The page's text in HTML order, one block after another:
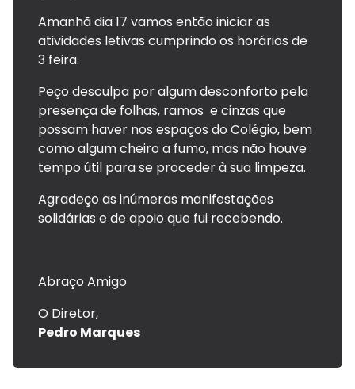
Amanhã dia 17 vamos então iniciar as
atividades letivas cumprindo os horários de
3 feira.
Peço desculpa por algum desconforto pela
presença de folhas, ramos e cinzas que
possam haver nos espaços do Colégio, bem
como algum cheiro a fumo, mas não houve
tempo útil para se proceder à sua limpeza.
Agradeço as inúmeras manifestações
solidárias e de apoio que fui recebendo.
Abraço Amigo
O Diretor,
Pedro Marques